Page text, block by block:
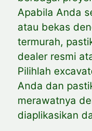
Apabila Anda
atau bekas
termurah,
dealer resmi
Pilihlah
Anda dan
merawatnya
diaplikasikan